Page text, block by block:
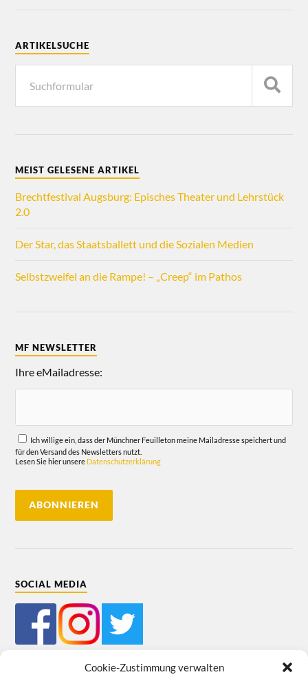
Cookie-Zustimmung verwalten
ARTIKELSUCHE
MEIST GELESENE ARTIKEL
Brechtfestival Augsburg: Episches Theater und Lehrstück
2.0
Der Star, das Staatsballett und die Sozialen Medien
Selbstzweifel an die Rampe! – „Creep“ im Pathos
MF NEWSLETTER
Ihre eMailadresse:
Ich willige ein, dass der Münchner Feuilleton meine Mailadresse speichert und
für den Versand des Newsletters nutzt.
Lesen Sie hier unsere Datenschutzerklärung
SOCIAL MEDIA